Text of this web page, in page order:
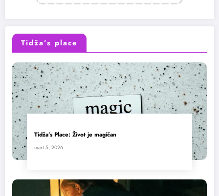
Tidža’s place
Tidža’s Place: Život je magičan
mart 5, 2026